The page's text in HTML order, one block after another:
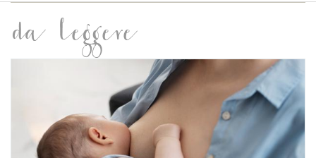
da leggere